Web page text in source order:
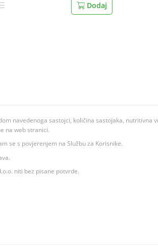
Dodaj
navedenoga sastojci, količina sastojaka, nutritivna
na web stranici.
se s povjerenjem na Službu za Korisnike.
niti bez pisane potvrde.